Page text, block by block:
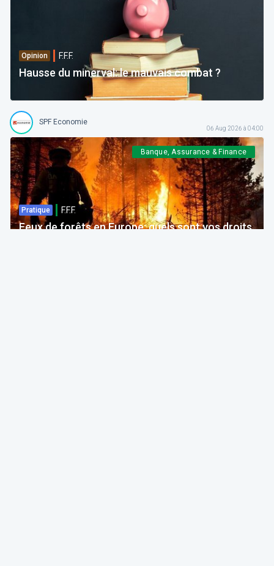
Opinion F.F.F.
Hausse du minerval: le mauvais combat ?
SPF Economie
06 Aug 2026 à 04:00
Banque, Assurance & Finance
Pratique F.F.F.
Feux de forêts en Europe: quels sont vos droits